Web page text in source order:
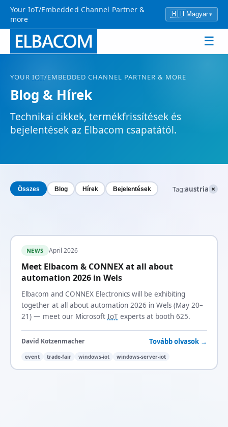
Your IoT/Embedded Channel Partner &
more
🇭🇺Magyar▾
☰
YOUR IOT/EMBEDDED CHANNEL PARTNER & MORE
Blog & Hírek
Technikai cikkek, termékfrissítések és
bejelentések az Elbacom csapatától.
Összes Blog Hírek Bejelentések Tag:austria ×
NEWS April 2026
Meet Elbacom & CONNEX at all about
automation 2026 in Wels
Elbacom and CONNEX Electronics will be exhibiting
together at all about automation 2026 in Wels (May 20–
21) — meet our Microsoft IoTexperts at booth 625.
David Kotzenmacher Tovább olvasok →
event trade-fair windows-iot windows-server-iot